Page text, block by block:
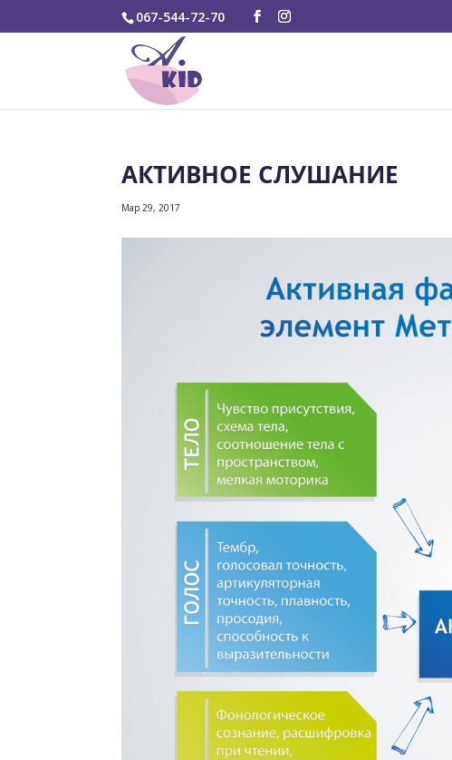
067-544-72-70
АКТИВНОЕ СЛУШАНИЕ
Мар 29, 2017